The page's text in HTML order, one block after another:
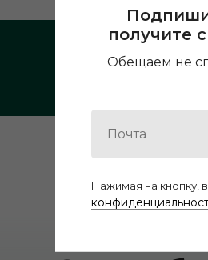
получите
Обещаем не
Нажимая на кнопку,